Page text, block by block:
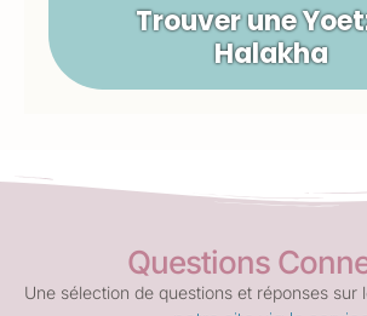
Trouver une
Halakha
Questions
Une sélection de questions et réponses sur